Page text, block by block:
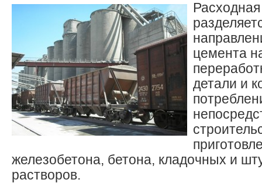
цемента
детали и
железобетона, бетона, кладочных и
растворов.